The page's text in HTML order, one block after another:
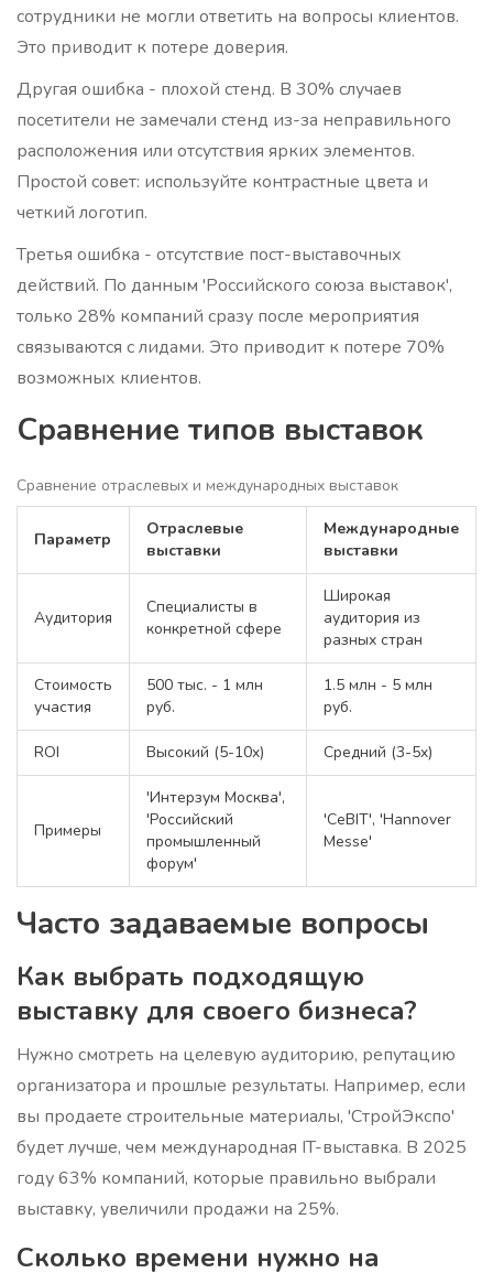
сотрудники не могли ответить на вопросы клиентов.
Это приводит к потере доверия.
Другая ошибка - плохой стенд. В 30% случаев
посетители не замечали стенд из-за неправильного
расположения или отсутствия ярких элементов.
Простой совет: используйте контрастные цвета и
четкий логотип.
Третья ошибка - отсутствие пост-выставочных
действий. По данным 'Российского союза выставок',
только 28% компаний сразу после мероприятия
связываются с лидами. Это приводит к потере 70%
возможных клиентов.
Сравнение типов выставок
Сравнение отраслевых и международных выставок
Параметр
Отраслевые
выставки
Международные
выставки
Аудитория
Специалисты в
конкретной сфере
Широкая
аудитория из
разных стран
Стоимость
участия
500 тыс. - 1 млн
руб.
1.5 млн - 5 млн
руб.
ROI Высокий (5-10x) Средний (3-5x)
Примеры
'Интерзум Москва',
'Российский
промышленный
форум'
'CeBIT', 'Hannover
Messe'
Часто задаваемые вопросы
Как выбрать подходящую
выставку для своего бизнеса?
Нужно смотреть на целевую аудиторию, репутацию
организатора и прошлые результаты. Например, если
вы продаете строительные материалы, 'СтройЭкспо'
будет лучше, чем международная IT-выставка. В 2025
году 63% компаний, которые правильно выбрали
выставку, увеличили продажи на 25%.
Сколько времени нужно на